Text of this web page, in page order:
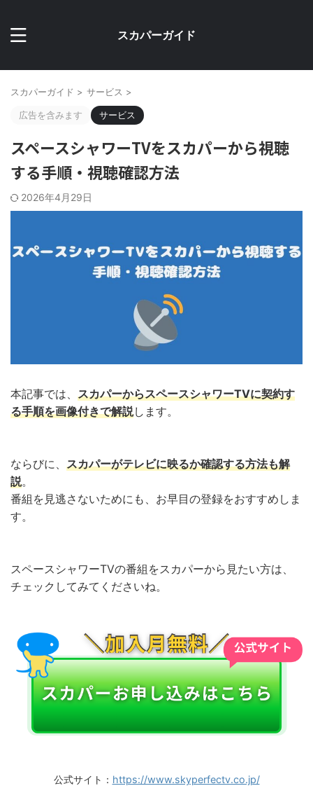
スカパーガイド
スカパーガイド > サービス >
広告を含みます サービス
スペースシャワーTVをスカパーから視聴
する手順・視聴確認方法
2026年4月29日
本記事では、 スカパーからスペースシャワーTVに契約す
る手順を画像付きで解説します。
ならびに、 スカパーがテレビに映るか確認する方法も解
説。
番組を見逃さないためにも、お早目の登録をおすすめしま
す。
スペースシャワーTVの番組をスカパーから見たい方は、
チェックしてみてくださいね。
公式サイト： https://www.skyperfectv.co.jp/